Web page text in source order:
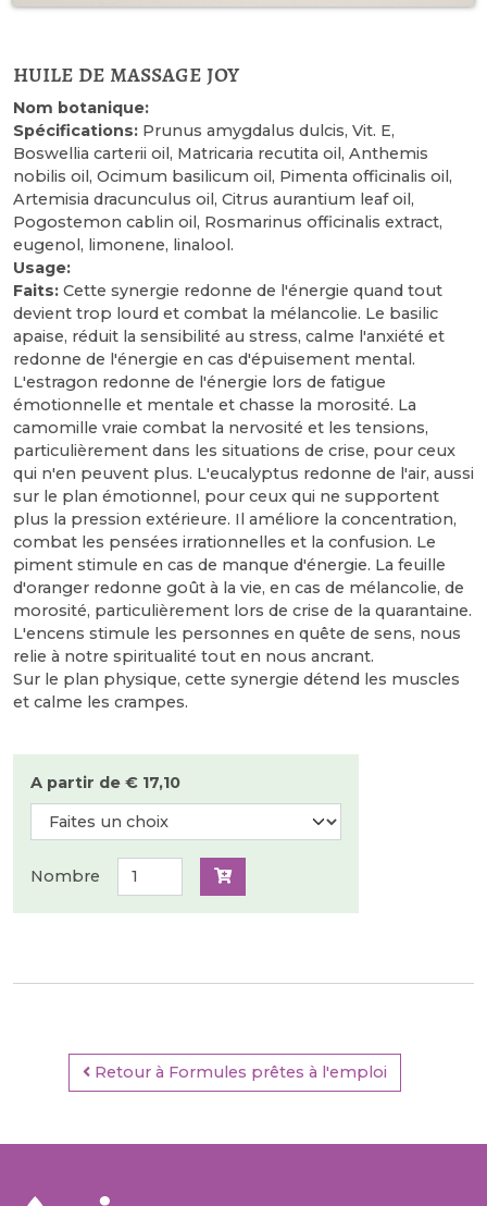
huile de massage joy
Nom botanique:
Spécifications: Prunus amygdalus dulcis, Vit. E,
Boswellia carterii oil, Matricaria recutita oil, Anthemis
nobilis oil, Ocimum basilicum oil, Pimenta officinalis oil,
Artemisia dracunculus oil, Citrus aurantium leaf oil,
Pogostemon cablin oil, Rosmarinus officinalis extract,
eugenol, limonene, linalool.
Usage:
Faits: Cette synergie redonne de l'énergie quand tout
devient trop lourd et combat la mélancolie. Le basilic
apaise, réduit la sensibilité au stress, calme l'anxiété et
redonne de l'énergie en cas d'épuisement mental.
L'estragon redonne de l'énergie lors de fatigue
émotionnelle et mentale et chasse la morosité. La
camomille vraie combat la nervosité et les tensions,
particulièrement dans les situations de crise, pour ceux
qui n'en peuvent plus. L'eucalyptus redonne de l'air, aussi
sur le plan émotionnel, pour ceux qui ne supportent
plus la pression extérieure. Il améliore la concentration,
combat les pensées irrationnelles et la confusion. Le
piment stimule en cas de manque d'énergie. La feuille
d'oranger redonne goût à la vie, en cas de mélancolie, de
morosité, particulièrement lors de crise de la quarantaine.
L'encens stimule les personnes en quête de sens, nous
relie à notre spiritualité tout en nous ancrant.
Sur le plan physique, cette synergie détend les muscles
et calme les crampes.
A partir de € 17,10
Nombre
Retour à Formules prêtes à l'emploi